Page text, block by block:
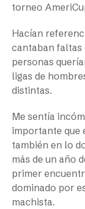
torneo
Hacían
cantaban faltas
personas
ligas de
distintas.
Me sentía
importante que
también en lo
más de un año
primer
dominado por
machista.